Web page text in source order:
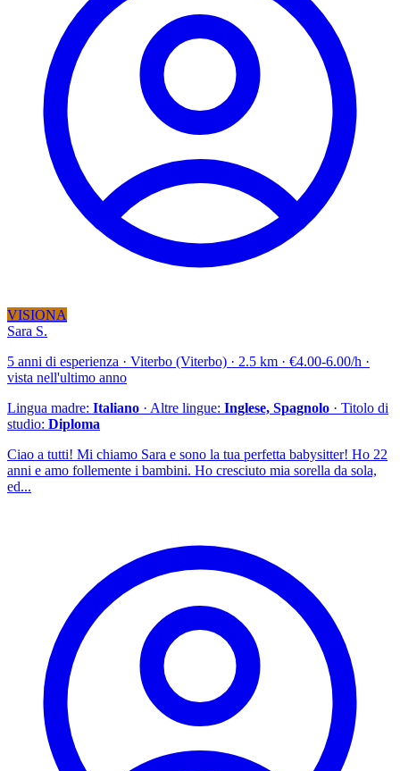
VISIONA
Sara S.
5 anni di esperienza · Viterbo (Viterbo) · 2.5 km · €4.00-6.00/h ·
vista nell'ultimo anno
Lingua madre: Italiano · Altre lingue: Inglese, Spagnolo · Titolo di
studio: Diploma
Ciao a tutti! Mi chiamo Sara e sono la tua perfetta babysitter! Ho 22
anni e amo follemente i bambini. Ho cresciuto mia sorella da sola,
ed...